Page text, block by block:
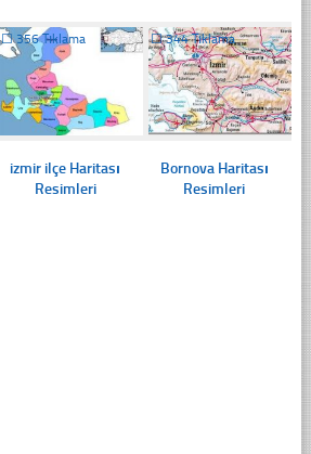
☐356 Tıklama
izmir ilçe Haritası
Resimleri
☐344 Tıklama
Bornova Haritası
Resimleri